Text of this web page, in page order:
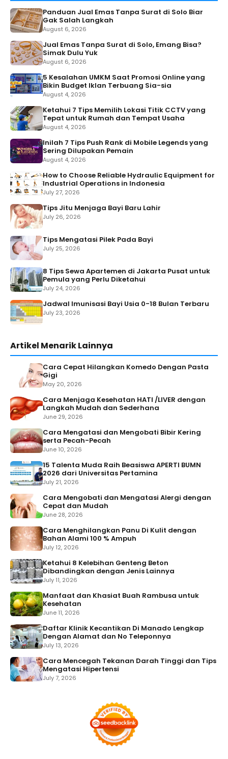
Panduan Jual Emas Tanpa Surat di Solo Biar
Gak Salah Langkah
August 6, 2026
Jual Emas Tanpa Surat di Solo, Emang Bisa?
Simak Dulu Yuk
August 6, 2026
5 Kesalahan UMKM Saat Promosi Online yang
Bikin Budget Iklan Terbuang Sia-sia
August 4, 2026
Ketahui 7 Tips Memilih Lokasi Titik CCTV yang
Tepat untuk Rumah dan Tempat Usaha
August 4, 2026
Inilah 7 Tips Push Rank di Mobile Legends yang
Sering Dilupakan Pemain
August 4, 2026
How to Choose Reliable Hydraulic Equipment for
Industrial Operations in Indonesia
July 27, 2026
Tips Jitu Menjaga Bayi Baru Lahir
July 26, 2026
Tips Mengatasi Pilek Pada Bayi
July 25, 2026
8 Tips Sewa Apartemen di Jakarta Pusat untuk
Pemula yang Perlu Diketahui
July 24, 2026
Jadwal Imunisasi Bayi Usia 0-18 Bulan Terbaru
July 23, 2026
Artikel Menarik Lainnya
Cara Cepat Hilangkan Komedo Dengan Pasta
Gigi
May 20, 2026
Cara Menjaga Kesehatan HATI /LIVER dengan
Langkah Mudah dan Sederhana
June 29, 2026
Cara Mengatasi dan Mengobati Bibir Kering
serta Pecah-Pecah
June 10, 2026
15 Talenta Muda Raih Beasiswa APERTI BUMN
2026 dari Universitas Pertamina
July 21, 2026
Cara Mengobati dan Mengatasi Alergi dengan
Cepat dan Mudah
June 28, 2026
Cara Menghilangkan Panu Di Kulit dengan
Bahan Alami 100 % Ampuh
July 12, 2026
Ketahui 8 Kelebihan Genteng Beton
Dibandingkan dengan Jenis Lainnya
July 11, 2026
Manfaat dan Khasiat Buah Rambusa untuk
Kesehatan
June 11, 2026
Daftar Klinik Kecantikan Di Manado Lengkap
Dengan Alamat dan No Teleponnya
July 13, 2026
Cara Mencegah Tekanan Darah Tinggi dan Tips
Mengatasi Hipertensi
July 7, 2026